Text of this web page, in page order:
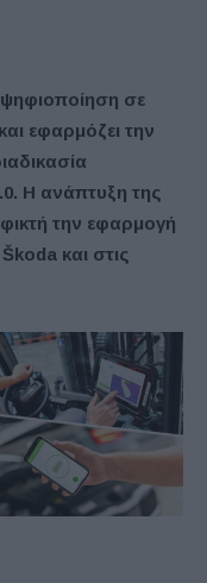
ψηφιοποίηση σε
εφαρμόζει την
Η ανάπτυξη της
την εφαρμογή
και στις